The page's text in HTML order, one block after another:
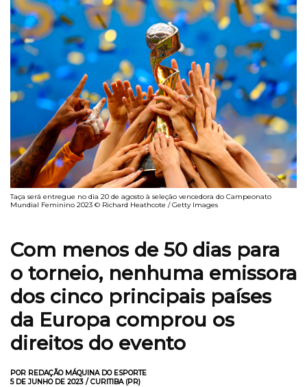
Taça será entregue no dia 20 de agosto à seleção vencedora do Campeonato
Mundial Feminino 2023 © Richard Heathcote / Getty Images
Com menos de 50 dias para
o torneio, nenhuma emissora
dos cinco principais países
da Europa comprou os
direitos do evento
POR REDAÇÃO MÁQUINA DO ESPORTE
5 DE JUNHO DE 2023 / CURITIBA (PR)